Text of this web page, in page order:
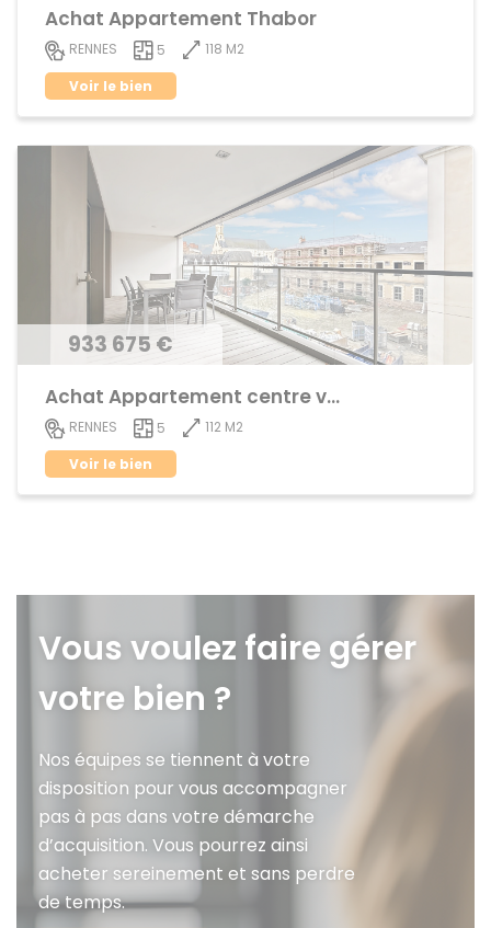
Achat Appartement Thabor
RENNES 5
118 M2
Voir le bien
933 675 €
Achat Appartement centre ville
RENNES 5
112 M2
Voir le bien
Vous voulez faire gérer
votre bien ?
Nos équipes se tiennent à votre
disposition pour vous accompagner
pas à pas dans votre démarche
d’acquisition. Vous pourrez ainsi
acheter sereinement et sans perdre
de temps.